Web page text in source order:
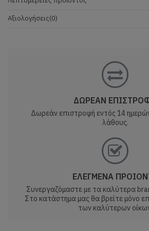
Αξιολογήσεις(0)
ΔΩΡΕΑΝ
Δωρεάν επιστροφή εντός 14
λάθους.
ΕΛΕΓΜΕΝΑ
Συνεργαζόμαστε με τα καλύτερα
Στο κατάστημα μας θα βρείτε μόνο
των καλύτερων